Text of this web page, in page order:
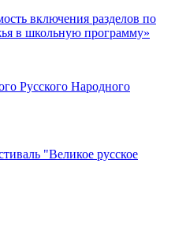
включения разделов по
в школьную программу»
Русского Народного
"Великое русское